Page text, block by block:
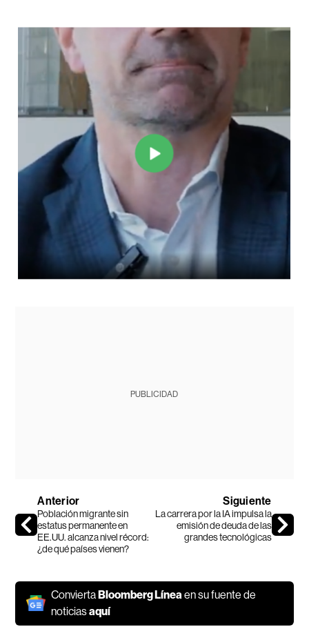
PUBLICIDAD
Anterior
Población migrante sin
estatus permanente en
EE.UU. alcanza nivel récord:
¿de qué países vienen?
Siguiente
La carrera por la IA impulsa la
emisión de deuda de las
grandes tecnológicas
ConviertaBloomberg Línea en su fuente de
noticiasaquí